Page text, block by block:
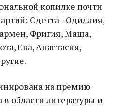
копилке почти
Одетта - Одиллия,
Фригия, Маша,
Ева, Анастасия,
на премию
в области литературы и